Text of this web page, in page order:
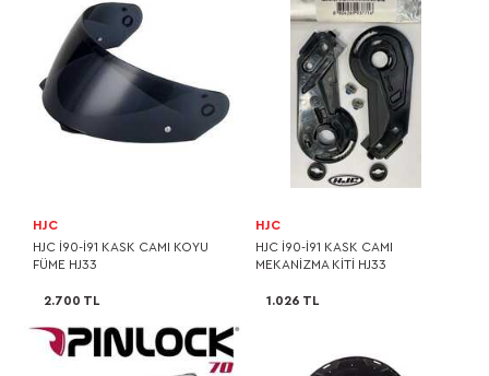
HJC
HJC I90-I91 KASK CAMI KOYU
FÜME HJ33
2.700 TL
HJC
HJC I90-I91 KASK CAMI
MEKANİZMA KİTİ HJ33
1.026 TL